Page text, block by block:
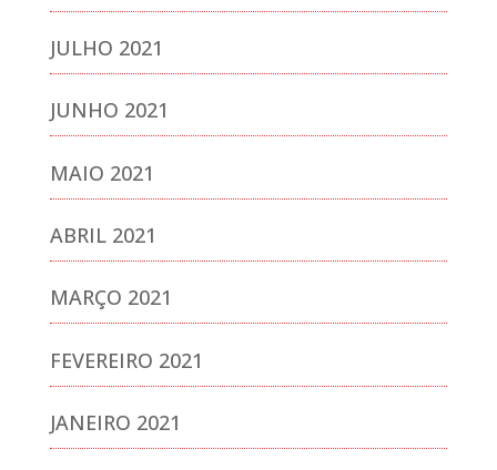
JULHO 2021
JUNHO 2021
MAIO 2021
ABRIL 2021
MARÇO 2021
FEVEREIRO 2021
JANEIRO 2021